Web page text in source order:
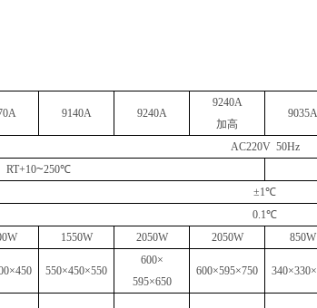
9140A 9240A
9240A
加高
9035A
AC220V 50Hz
RT+10~250℃
±1℃
0.1℃
1550W 2050W 2050W 850W
550×450×550
600×
595×650
600×595×750